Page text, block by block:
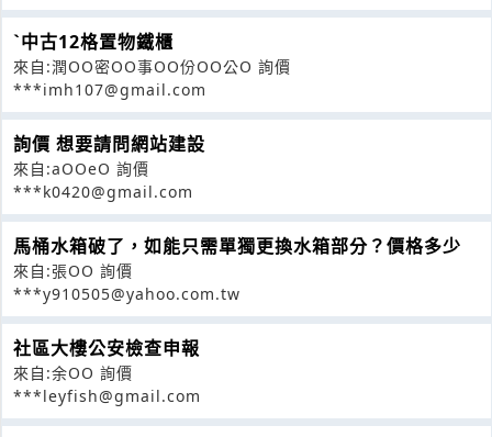
ˋ中古12格置物鐵櫃
來自:潤OO密OO事OO份OO公O 詢價
***imh107@gmail.com
詢價 想要請問網站建設
來自:aOOeO 詢價
***k0420@gmail.com
馬桶水箱破了，如能只需單獨更換水箱部分？價格多少
來自:張OO 詢價
***y910505@yahoo.com.tw
社區大樓公安檢查申報
來自:余OO 詢價
***leyfish@gmail.com